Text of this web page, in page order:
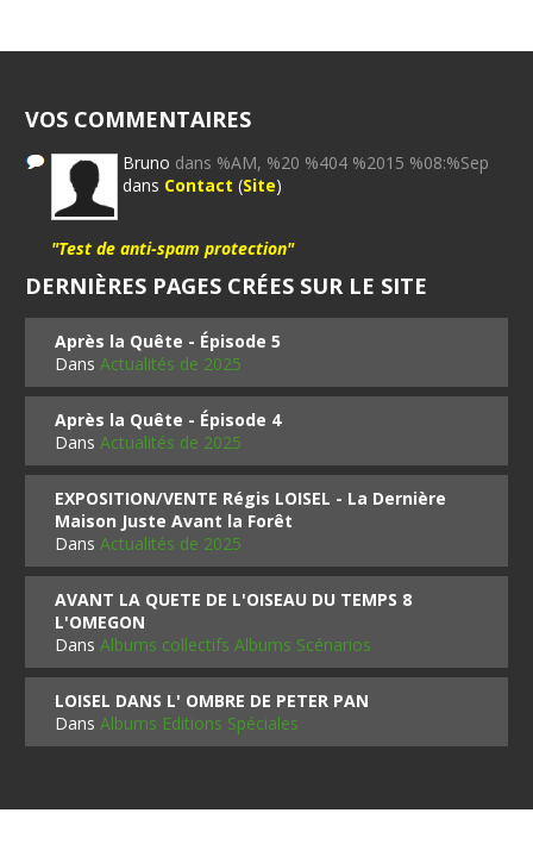
VOS COMMENTAIRES
Bruno dans %AM, %20 %404 %2015 %08:%Sep
dans Contact (Site)
"Test de anti-spam protection"
DERNIÈRES PAGES CRÉES SUR LE SITE
Après la Quête - Épisode 5
DansActualités de 2025
Après la Quête - Épisode 4
DansActualités de 2025
EXPOSITION/VENTE Régis LOISEL - La Dernière
Maison Juste Avant la Forêt
DansActualités de 2025
AVANT LA QUETE DE L'OISEAU DU TEMPS 8
L'OMEGON
DansAlbums collectifs Albums Scénarios
LOISEL DANS L' OMBRE DE PETER PAN
DansAlbums Editions Spéciales